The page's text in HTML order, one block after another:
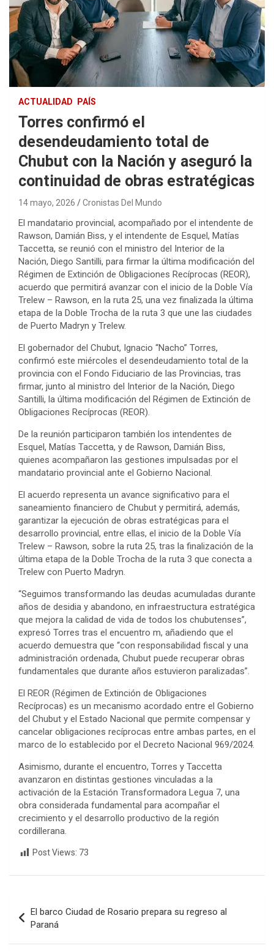
ACTUALIDAD PAÍS
Torres confirmó el
desendeudamiento total de
Chubut con la Nación y aseguró la
continuidad de obras estratégicas
14 mayo, 2026 Cronistas Del Mundo
El mandatario provincial, acompañado por el intendente de
Rawson, Damián Biss, y el intendente de Esquel, Matías
Taccetta, se reunió con el ministro del Interior de la
Nación, Diego Santilli, para firmar la última modificación del
Régimen de Extinción de Obligaciones Recíprocas (REOR),
acuerdo que permitirá avanzar con el inicio de la Doble Vía
Trelew – Rawson, en la ruta 25, una vez finalizada la última
etapa de la Doble Trocha de la ruta 3 que une las ciudades
de Puerto Madryn y Trelew.
El gobernador del Chubut, Ignacio “Nacho” Torres,
confirmó este miércoles el desendeudamiento total de la
provincia con el Fondo Fiduciario de las Provincias, tras
firmar, junto al ministro del Interior de la Nación, Diego
Santilli, la última modificación del Régimen de Extinción de
Obligaciones Recíprocas (REOR).
De la reunión participaron también los intendentes de
Esquel, Matías Taccetta, y de Rawson, Damián Biss,
quienes acompañaron las gestiones impulsadas por el
mandatario provincial ante el Gobierno Nacional.
El acuerdo representa un avance significativo para el
saneamiento financiero de Chubut y permitirá, además,
garantizar la ejecución de obras estratégicas para el
desarrollo provincial, entre ellas, el inicio de la Doble Vía
Trelew – Rawson, sobre la ruta 25, tras la finalización de la
última etapa de la Doble Trocha de la ruta 3 que conecta a
Trelew con Puerto Madryn.
“Seguimos transformando las deudas acumuladas durante
años de desidia y abandono, en infraestructura estratégica
que mejora la calidad de vida de todos los chubutenses”,
expresó Torres tras el encuentro m, añadiendo que el
acuerdo demuestra que “con responsabilidad fiscal y una
administración ordenada, Chubut puede recuperar obras
fundamentales que durante años estuvieron paralizadas”.
El REOR (Régimen de Extinción de Obligaciones
Recíprocas) es un mecanismo acordado entre el Gobierno
del Chubut y el Estado Nacional que permite compensar y
cancelar obligaciones recíprocas entre ambas partes, en el
marco de lo establecido por el Decreto Nacional 969/2024.
Asimismo, durante el encuentro, Torres y Taccetta
avanzaron en distintas gestiones vinculadas a la
activación de la Estación Transformadora Legua 7, una
obra considerada fundamental para acompañar el
crecimiento y el desarrollo productivo de la región
cordillerana.
Post Views: 73
de
entradas
El barco Ciudad de Rosario prepara su regreso al
Paraná